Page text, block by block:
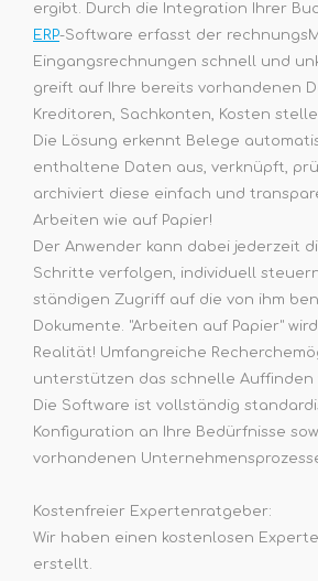
ergibt. Durch die Integration Ihrer
ERP-Software erfasst der
Eingangsrechnungen schnell und
greift auf Ihre bereits vorhandenen
Kreditoren, Sachkonten, Kosten
Die Lösung erkennt Belege
enthaltene Daten aus, verknüpft,
archiviert diese einfach und
Arbeiten wie auf Papier!
Der Anwender kann dabei jederzeit
Schritte verfolgen, individuell
ständigen Zugriff auf die von ihm
Dokumente. "Arbeiten auf Papier"
Realität! Umfangreiche
unterstützen das schnelle Auffinden
Die Software ist vollständig
Konfiguration an Ihre Bedürfnisse
vorhandenen
Kostenfreier Expertenratgeber:
Wir haben einen kostenlosen
erstellt.